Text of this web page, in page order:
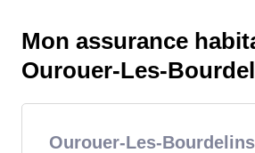
Mon assurance
Ourouer-Les-
Ourouer-Les-